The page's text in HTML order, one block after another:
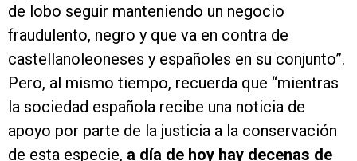
de lobo seguir manteniendo un negocio
fraudulento, negro y que va en contra de
castellanoleoneses y españoles en su conjunto”.
Pero, al mismo tiempo, recuerda que “mientras
la sociedad española recibe una noticia de
apoyo por parte de la justicia a la conservación
de esta especie, a día de hoy hay decenas de